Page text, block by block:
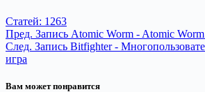
Статей: 1263
Пред. Запись Atomic Worm - Atomic
След. Запись Bitfighter -
игра
Вам может понравится